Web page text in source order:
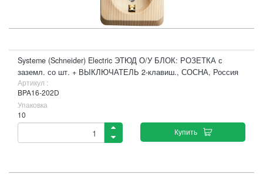
Systeme (Schneider) Electric ЭТЮД О/У БЛОК: РОЗЕТКА с
заземл. со шт. + ВЫКЛЮЧАТЕЛЬ 2-клавиш., СОСНА, Россия
Артикул :
BPA16-202D
Упаковка
10
Купить